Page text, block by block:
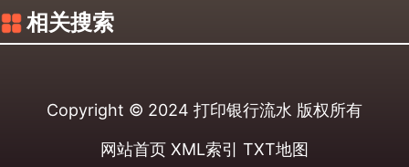
相关搜索
Copyright © 2024 打印银行流水 版权所有
网站首页 XML索引 TXT地图